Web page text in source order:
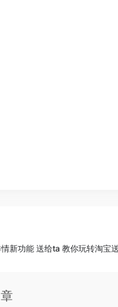
新功能 送给ta 教你玩转淘宝